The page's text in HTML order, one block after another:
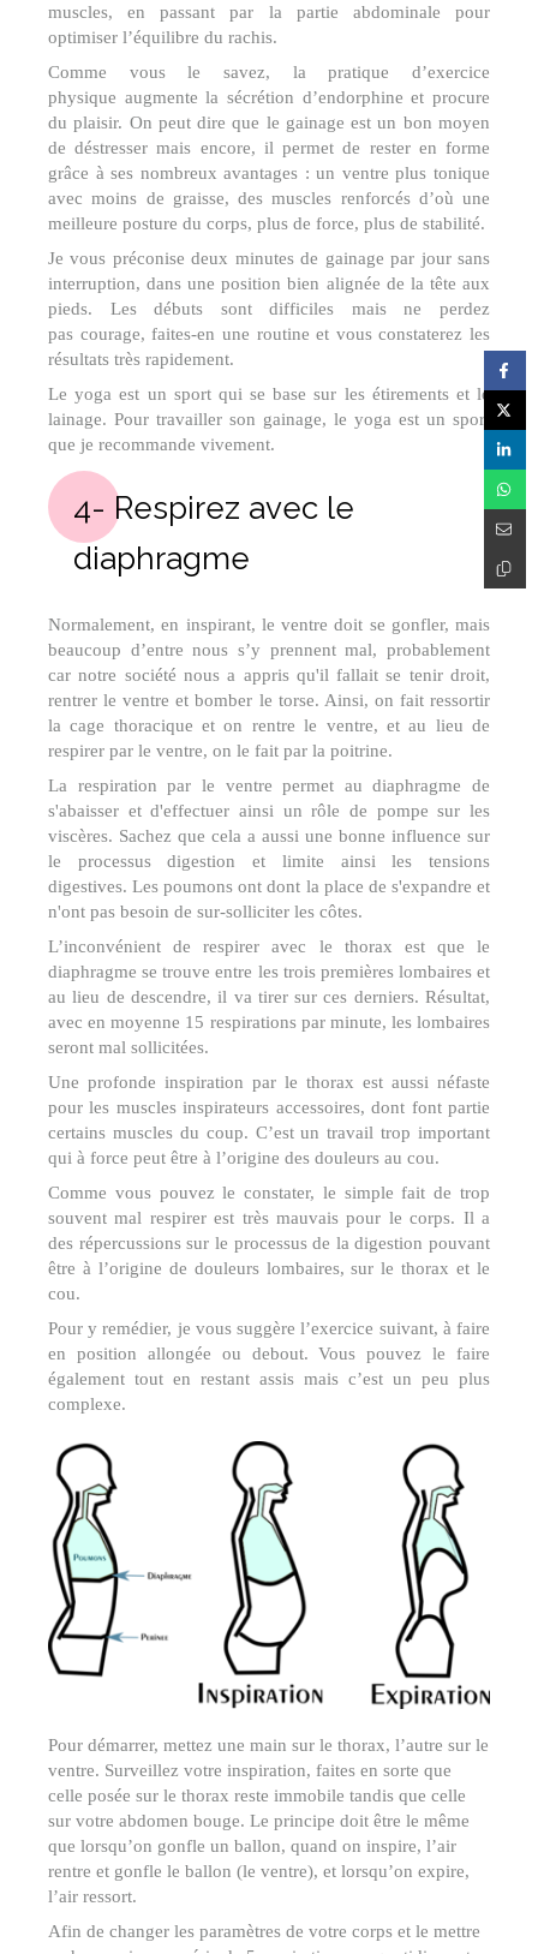
muscles, en passant par la partie abdominale pour
optimiser l’équilibre du rachis.
Comme vous le savez, la pratique d’exercice
physique augmente la sécrétion d’endorphine et procure
du plaisir. On peut dire que le gainage est un bon moyen
de déstresser mais encore, il permet de rester en forme
grâce à ses nombreux avantages : un ventre plus tonique
avec moins de graisse, des muscles renforcés d’où une
meilleure posture du corps, plus de force, plus de stabilité.
Je vous préconise deux minutes de gainage par jour sans
interruption, dans une position bien alignée de la tête aux
pieds. Les débuts sont difficiles mais ne perdez
pas courage, faites-en une routine et vous constaterez les
résultats très rapidement.
Le yoga est un sport qui se base sur les étirements et le
lainage. Pour travailler son gainage, le yoga est un sport
que je recommande vivement.
4- Respirez avec le
diaphragme
Normalement, en inspirant, le ventre doit se gonfler, mais
beaucoup d’entre nous s’y prennent mal, probablement
car notre société nous a appris qu'il fallait se tenir droit,
rentrer le ventre et bomber le torse. Ainsi, on fait ressortir
la cage thoracique et on rentre le ventre, et au lieu de
respirer par le ventre, on le fait par la poitrine.
La respiration par le ventre permet au diaphragme de
s'abaisser et d'effectuer ainsi un rôle de pompe sur les
viscères. Sachez que cela a aussi une bonne influence sur
le processus digestion et limite ainsi les tensions
digestives. Les poumons ont dont la place de s'expandre et
n'ont pas besoin de sur-solliciter les côtes.
L’inconvénient de respirer avec le thorax est que le
diaphragme se trouve entre les trois premières lombaires et
au lieu de descendre, il va tirer sur ces derniers. Résultat,
avec en moyenne 15 respirations par minute, les lombaires
seront mal sollicitées.
Une profonde inspiration par le thorax est aussi néfaste
pour les muscles inspirateurs accessoires, dont font partie
certains muscles du coup. C’est un travail trop important
qui à force peut être à l’origine des douleurs au cou.
Comme vous pouvez le constater, le simple fait de trop
souvent mal respirer est très mauvais pour le corps. Il a
des répercussions sur le processus de la digestion pouvant
être à l’origine de douleurs lombaires, sur le thorax et le
cou.
Pour y remédier, je vous suggère l’exercice suivant, à faire
en position allongée ou debout. Vous pouvez le faire
également tout en restant assis mais c’est un peu plus
complexe.
Pour démarrer, mettez une main sur le thorax, l’autre sur le
ventre. Surveillez votre inspiration, faites en sorte que
celle posée sur le thorax reste immobile tandis que celle
sur votre abdomen bouge. Le principe doit être le même
que lorsqu’on gonfle un ballon, quand on inspire, l’air
rentre et gonfle le ballon (le ventre), et lorsqu’on expire,
l’air ressort.
Afin de changer les paramètres de votre corps et le mettre